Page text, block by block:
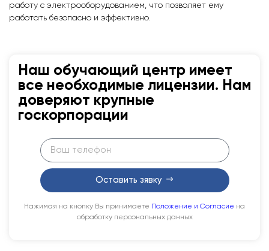
работу с электрооборудованием, что позволяет ему
работать безопасно и эффективно.
Наш обучающий центр имеет
все необходимые лицензии. Нам
доверяют крупные
госкорпорации
Оставить зявку
Нажимая на кнопку Вы принимаете Положение и Согласие на
обработку персональных данных